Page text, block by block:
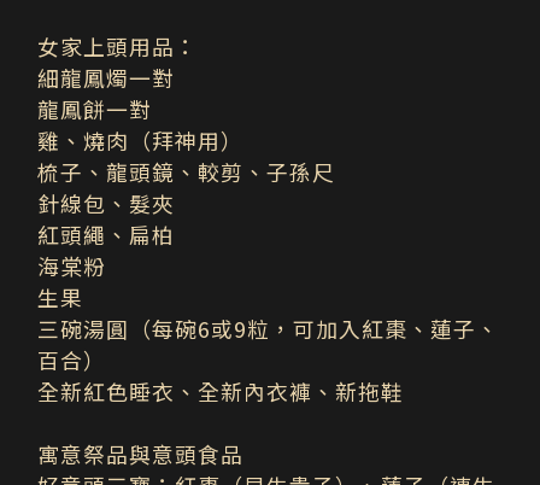
女家上頭用品：
細龍鳳燭一對
龍鳳餅一對
雞、燒肉（拜神用）
梳子、龍頭鏡、較剪、子孫尺
針線包、髮夾
紅頭繩、扁柏
海棠粉
生果
三碗湯圓（每碗6或9粒，可加入紅棗、蓮子、
百合）
全新紅色睡衣、全新內衣褲、新拖鞋
寓意祭品與意頭食品